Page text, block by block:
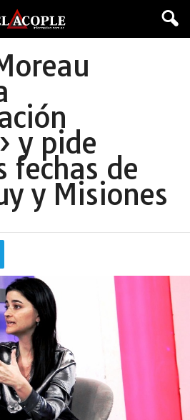
y pide
fechas de
y Misiones